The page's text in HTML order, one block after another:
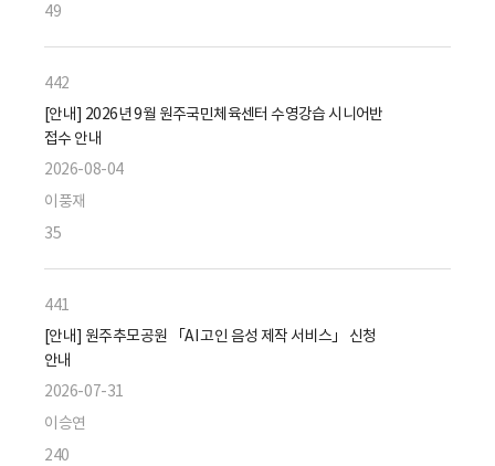
49
442
[안내] 2026년 9월 원주국민체육센터 수영강습 시니어반
접수 안내
2026-08-04
이풍재
35
441
[안내] 원주추모공원 「AI 고인 음성 제작 서비스」 신청
안내
2026-07-31
이승연
240